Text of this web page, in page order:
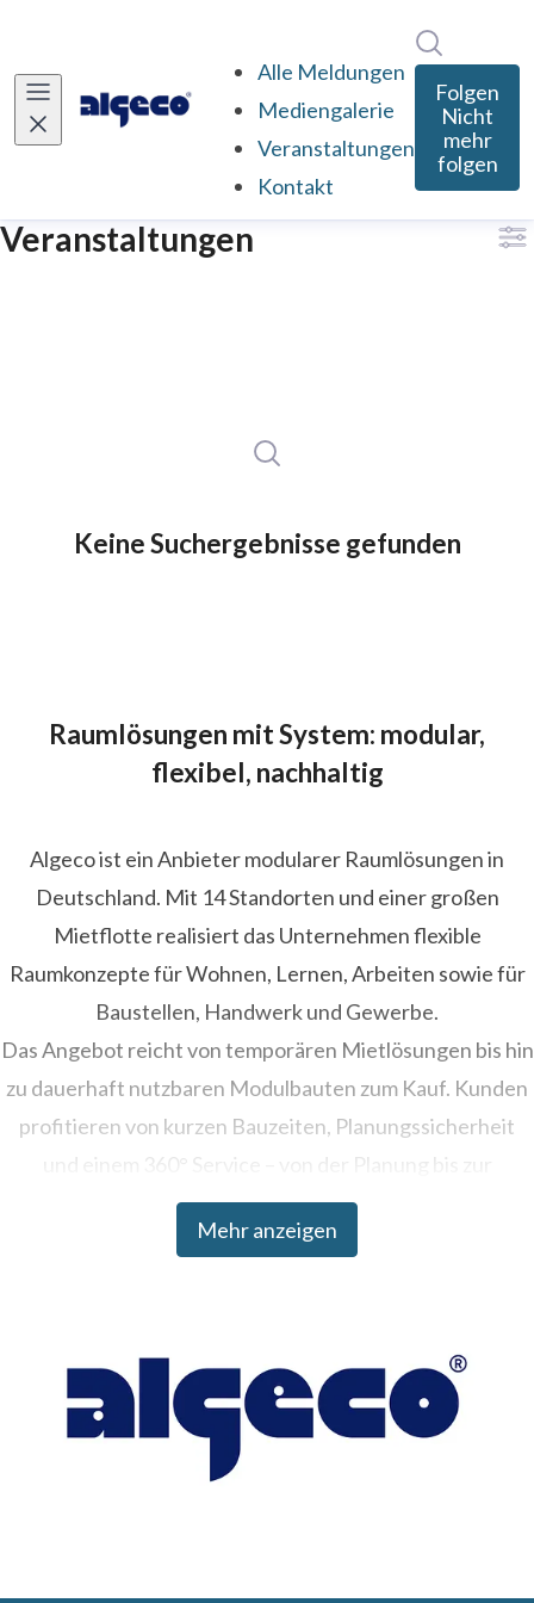
Alle Meldungen
Mediengalerie
Veranstaltungen (current)
Kontakt
Folgen
Nicht
mehr
folgen
Veranstaltungen
Keine Suchergebnisse gefunden
Raumlösungen mit System: modular,
flexibel, nachhaltig
Mehr anzeigen
Algeco ist ein Anbieter modularer Raumlösungen in
Deutschland. Mit 14 Standorten und einer großen
Mietflotte realisiert das Unternehmen flexible
Raumkonzepte für Wohnen, Lernen, Arbeiten sowie für
Baustellen, Handwerk und Gewerbe.
Das Angebot reicht von temporären Mietlösungen bis hin
zu dauerhaft nutzbaren Modulbauten zum Kauf. Kunden
profitieren von kurzen Bauzeiten, Planungssicherheit
und einem 360° Service – von der Planung bis zur
Umsetzung.
Algeco ist Teil der Modulaire Group, die in über 20
Weitere Informationen: www.algeco.de